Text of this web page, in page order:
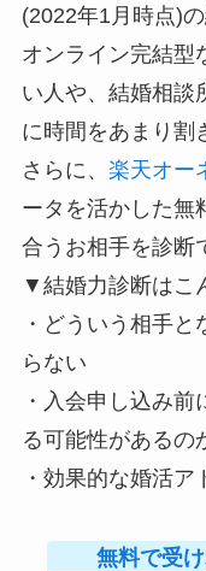
(2022年1月時点)
オンライン完結型
い人や、結婚相談
に時間をあまり割
さらに、 楽天オー
ータを活かした無
合うお相手を診断
▼結婚力診断はこ
・どういう相手
らない
・入会申し込み
る可能性があるの
・効果的な婚活
無料で受